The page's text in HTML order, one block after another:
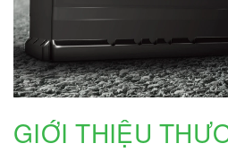
GIỚI THIỆU